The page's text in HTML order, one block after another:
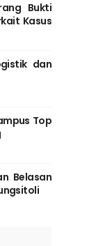
Bukti
Kasus
dan
Top
Belasan